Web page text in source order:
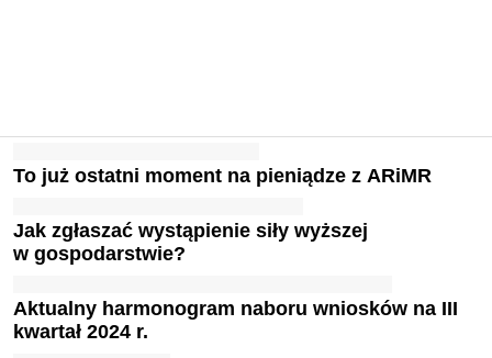
To już ostatni moment na pieniądze z ARiMR
Jak zgłaszać wystąpienie siły wyższej
w gospodarstwie?
Aktualny harmonogram naboru wniosków na III
kwartał 2024 r.